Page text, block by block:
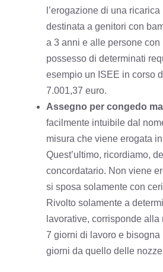
l’erogazione di una
destinata a genitori con
a 3 anni e alle persone
possesso di determinati
esempio un ISEE in corso
7.001,37 euro.
Assegno per congedo
facilmente intuibile dal
misura che viene erogata
Quest’ultimo, ricordiamo,
concordatario. Non viene
si sposa solamente con
Rivolto solamente a
lavorative, corrisponde
7 giorni di lavoro e bisogna
giorni da quello delle